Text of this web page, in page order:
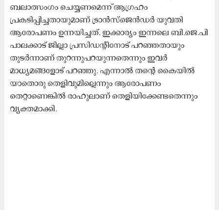
ബലാത്സംഗം ചെയ്യണമെന്ന് ആഗ്രഹം
പ്രകടിപ്പിച്ചതായുമാണ് ട്രാൻസ്ജെൻഡർ യുവതി
ആരോപണം ഉന്നയിച്ചത്. ഇക്കാര്യം ഇന്നലെ ബി.ജെ.പി
പാലക്കാട് ജില്ലാ പ്രസിഡന്റിനോട് പറഞ്ഞതായും
തുടർന്നാണ് തുറന്നുപറയുന്നതെന്നും ഇവർ
മാധ്യമങ്ങളോട് പറഞ്ഞു. എന്നാൽ തന്റെ ​കൈയിൽ
യാതൊരു തെളിവുമില്ലെന്നും ആരോപണം
തെറ്റാണെങ്കിൽ രാഹുലാണ് തെളിയിക്കേണ്ടതെന്നും
വ്യക്തമാക്കി.